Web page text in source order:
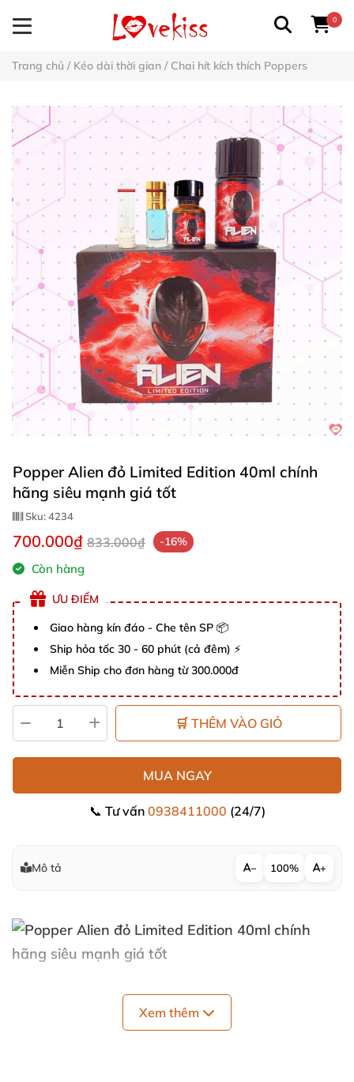
0
Trang chủ / Kéo dài thời gian / Chai hít kích thích Poppers
Popper Alien đỏ Limited Edition 40ml chính
hãng siêu mạnh giá tốt
Sku:4234
700.000₫ 833.000₫ -16%
Còn hàng
ƯU ĐIỂM
Giao hàng kín đáo - Che tên SP 📦
Ship hỏa tốc 30 - 60 phút (cả đêm) ⚡
Miễn Ship cho đơn hàng từ 300.000đ
🛒 THÊM VÀO GIỎ
MUA NGAY
📞 Tư vấn 0938411000 (24/7)
Mô tả − 100% +
Xem thêm